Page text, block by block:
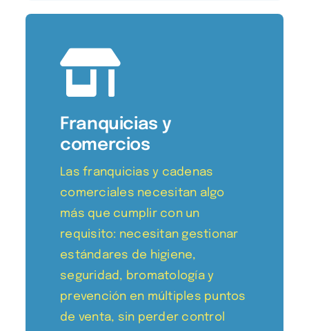
Franquicias y
comercios
Las franquicias y cadenas
comerciales necesitan algo
más que cumplir con un
requisito: necesitan gestionar
estándares de higiene,
seguridad, bromatología y
prevención en múltiples puntos
de venta, sin perder control